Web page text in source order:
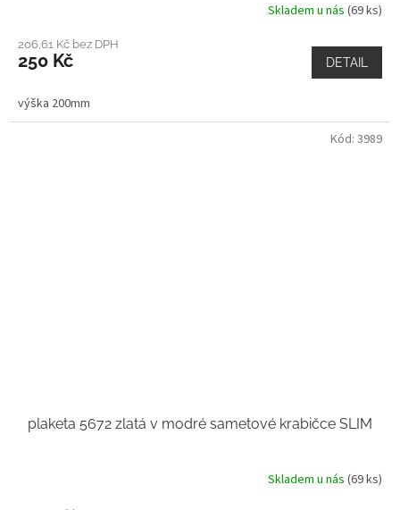
Skladem u nás (69 ks)
206,61 Kč bez DPH
250 Kč DETAIL
výška 200mm
plaketa 5672 zlatá v modré sametové krabičce SLIM
Skladem u nás (69 ks)
Kód: 3989